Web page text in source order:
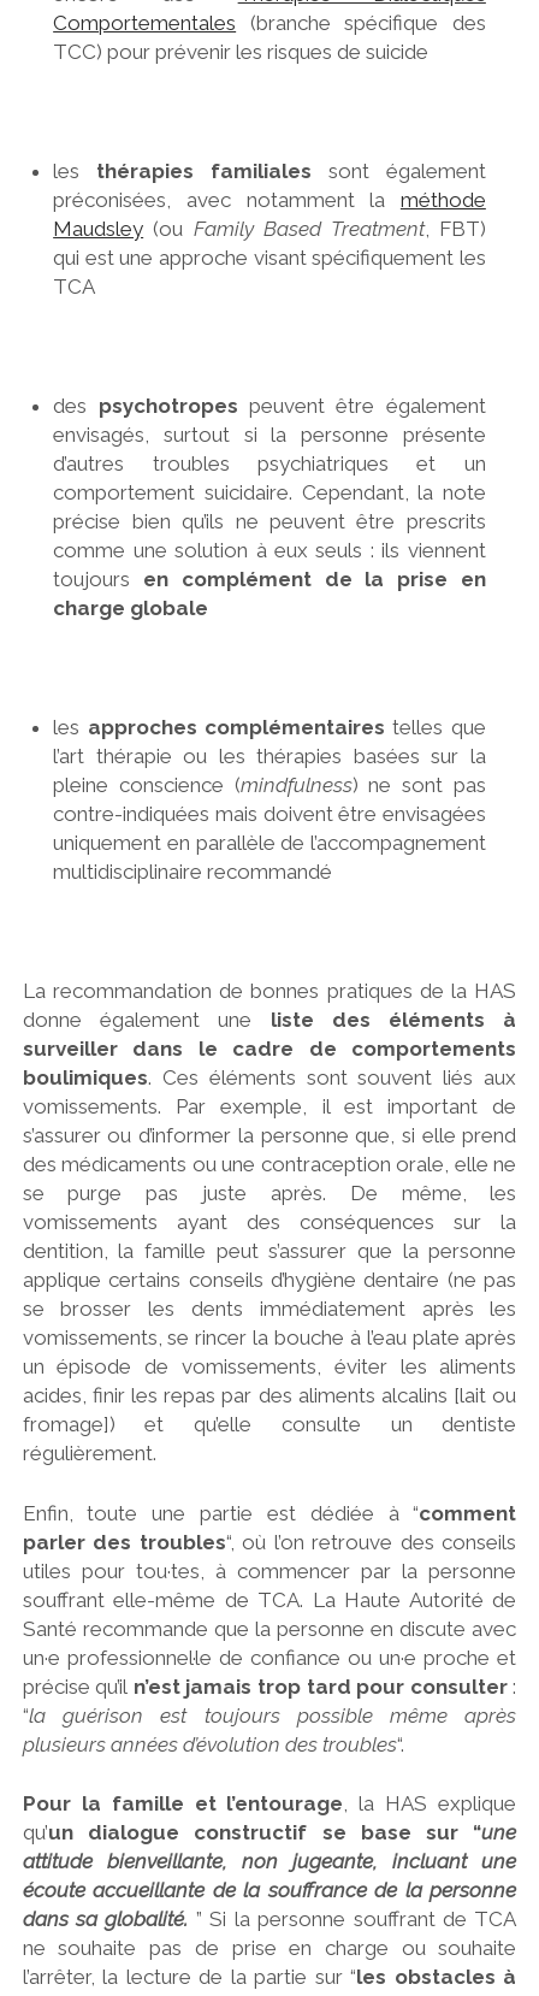
Comportementales (branche spécifique des
TCC) pour prévenir les risques de suicide
les thérapies familiales sont également
préconisées, avec notamment la méthode
Maudsley (ou Family Based Treatment, FBT)
qui est une approche visant spécifiquement les
TCA
des psychotropes peuvent être également
envisagés, surtout si la personne présente
d’autres troubles psychiatriques et un
comportement suicidaire. Cependant, la note
précise bien qu’ils ne peuvent être prescrits
comme une solution à eux seuls : ils viennent
toujours en complément de la prise en
charge globale
les approches complémentaires telles que
l’art thérapie ou les thérapies basées sur la
pleine conscience (mindfulness) ne sont pas
contre-indiquées mais doivent être envisagées
uniquement en parallèle de l’accompagnement
multidisciplinaire recommandé
La recommandation de bonnes pratiques de la HAS
donne également une liste des éléments à
surveiller dans le cadre de comportements
boulimiques. Ces éléments sont souvent liés aux
vomissements. Par exemple, il est important de
s’assurer ou d’informer la personne que, si elle prend
des médicaments ou une contraception orale, elle ne
se purge pas juste après. De même, les
vomissements ayant des conséquences sur la
dentition, la famille peut s’assurer que la personne
applique certains conseils d’hygiène dentaire (ne pas
se brosser les dents immédiatement après les
vomissements, se rincer la bouche à l’eau plate après
un épisode de vomissements, éviter les aliments
acides, finir les repas par des aliments alcalins [lait ou
fromage]) et qu’elle consulte un dentiste
régulièrement.
Enfin, toute une partie est dédiée à “comment
parler des troubles“, où l’on retrouve des conseils
utiles pour tou·tes, à commencer par la personne
souffrant elle-même de TCA. La Haute Autorité de
Santé recommande que la personne en discute avec
un·e professionnel·le de confiance ou un·e proche et
précise qu’il n’est jamais trop tard pour consulter:
“la guérison est toujours possible même après
plusieurs années d’évolution des troubles“.
Pour la famille et l’entourage, la HAS explique
qu’un dialogue constructif se base sur “une
attitude bienveillante, non jugeante, incluant une
écoute accueillante de la souffrance de la personne
dans sa globalité. ” Si la personne souffrant de TCA
ne souhaite pas de prise en charge ou souhaite
l’arrêter, la lecture de la partie sur “les obstacles à